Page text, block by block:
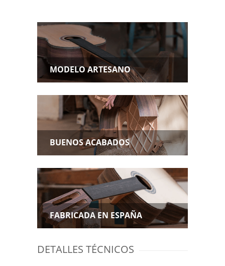
MODELO ARTESANO
BUENOS ACABADOS
FABRICADA EN ESPAÑA
DETALLES TÉCNICOS